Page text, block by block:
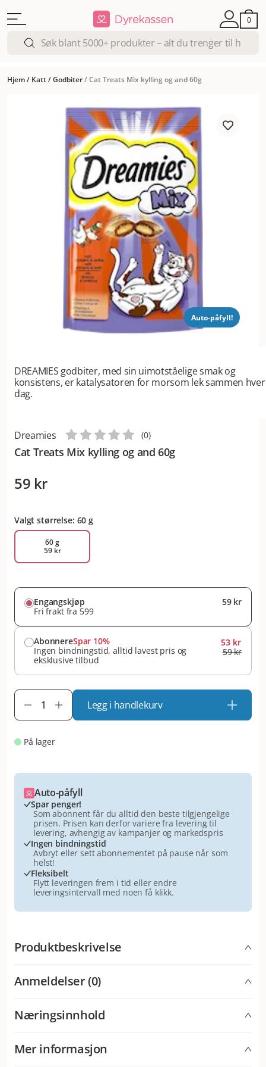
0
Hjem/ Katt/Godbiter/Cat Treats Mix kylling og and 60g
Auto-påfyll!
DREAMIES godbiter, med sin uimotståelige smak og
konsistens, er katalysatoren for morsom lek sammen hver
dag.
Dreamies
Cat Treats Mix kylling og and 60g
(0)
59 kr
Valgt størrelse: 60 g
60 g
59 kr
Engangskjøp
Fri frakt fra 599
59 kr
AbonnereSpar 10%
Ingen bindningstid, alltid lavest pris og
eksklusive tilbud
53 kr
59 kr
Legg i handlekurv
På lager
Auto-påfyll
Spar penger!
Som abonnent får du alltid den beste tilgjengelige
prisen. Prisen kan derfor variere fra levering til
levering, avhengig av kampanjer og markedspris
Ingen bindningstid
Avbryt eller sett abonnementet på pause når som
helst!
Fleksibelt
Flytt leveringen frem i tid eller endre
leveringsintervall med noen få klikk.
Produktbeskrivelse
vanskelig for å motstå den gode smaken av
DREAMIES™. Det er ingen hemmelig ingrediens eller
magi som gjør bitene så gode. Vi har bare fylt dem med
masse deilig innhold som katter elsker. Så rist posen
og se katten komme løpende.
Anmeldelser (0)
Næringsinnhold
Antioksidanter og fargestoffer / ernæringsmessige
Mer informasjon